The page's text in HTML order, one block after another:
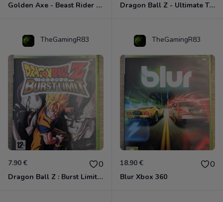
Golden Axe - Beast Rider Xbox 360 Dragon Ball Z - Ultimate Tenkaichi Xbox 360
TheGamingR83
7.90 € 0
Dragon Ball Z : Burst Limit Xbox 360
TheGamingR83
18.90 € 0
Blur Xbox 360